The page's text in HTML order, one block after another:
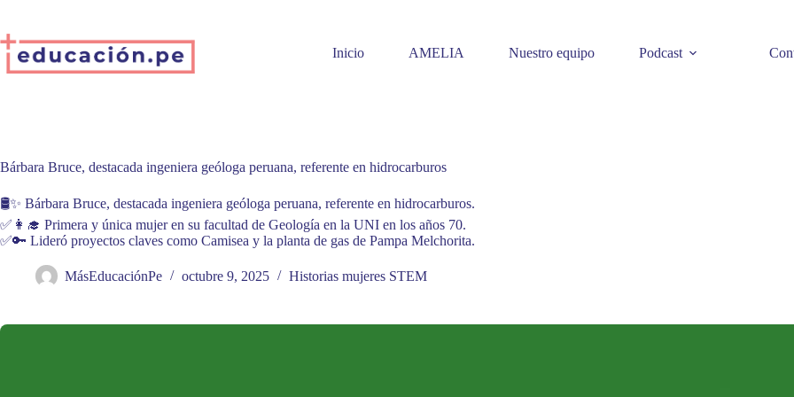
content
Inicio
AMELIA Nuestro equipo Podcast
Bárbara Bruce, destacada ingeniera geóloga peruana, referente en hidrocarburos
🛢️✨ Bárbara Bruce, destacada ingeniera geóloga peruana, referente en hidrocarburos.
✅👩‍🎓 Primera y única mujer en su facultad de Geología en la UNI en los años 70.
✅🔑 Lideró proyectos claves como Camisea y la planta de gas de Pampa Melchorita.
MásEducaciónPe octubre 9, 2025 Historias mujeres STEM